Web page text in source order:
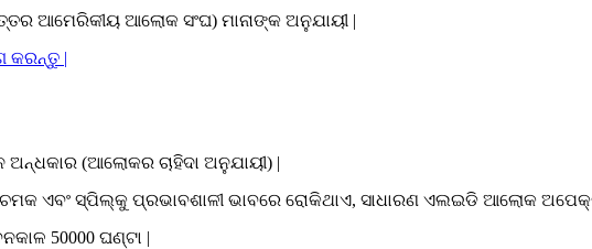
ଆମେରିକୀୟ ଆଲୋକ ସଂଘ) ମାନାଙ୍କ ଅନୁଯାୟୀ |
କରନ୍ତୁ |
ଅନ୍ଧକାର (ଆଲୋକର ଚାହିଦା ଅନୁଯାୟୀ) |
ଏବଂ ସ୍ପିଲ୍କୁ ପ୍ରଭାବଶାଳୀ ଭାବରେ ରୋକିଥାଏ, ସାଧାରଣ ଏଲଇଡି ଆଲୋକ
50000 ଘଣ୍ଟା |